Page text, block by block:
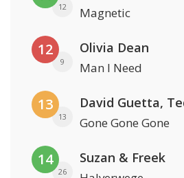
12 Magnetic
12
9
Olivia Dean
Man I Need
13
13 Gone Gone Gone
14
26
Suzan & Freek